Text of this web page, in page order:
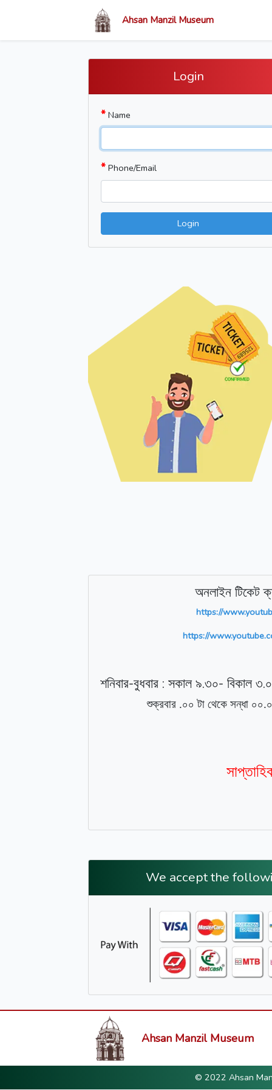
Ahsan Manzil Museum
Login
* Name
* Phone/Email
Login
অনলাইন টিকেট
https://
https://
শনিবার-বুধবার : সকাল ৯.৩০- বিকাল ৩.
শুক্রবার .০০ টা থেকে সন্ধা
We accept the
Ahsan Manzil Museum
© 2022 Ahsan